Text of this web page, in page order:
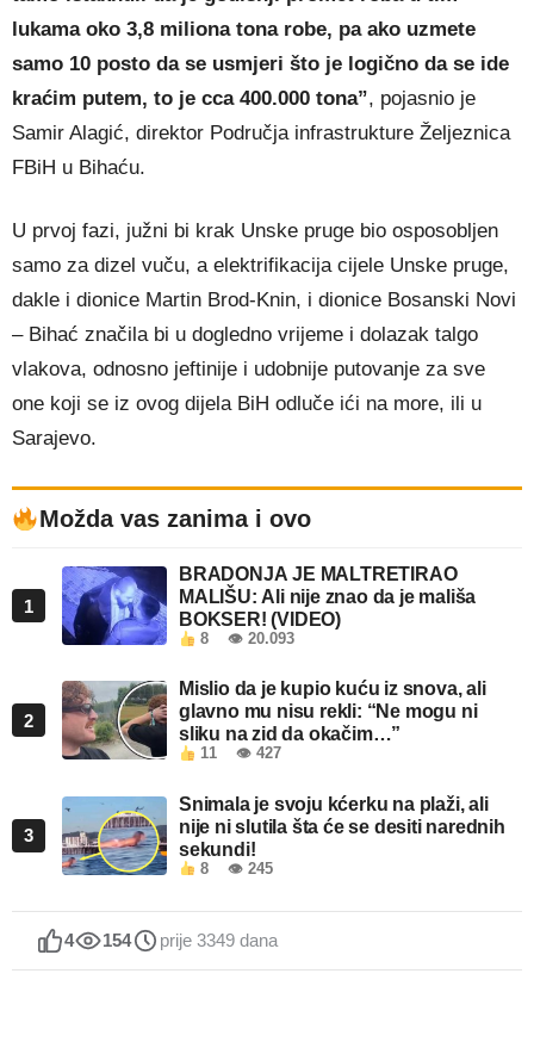
lukama oko 3,8 miliona tona robe, pa ako uzmete
samo 10 posto da se usmjeri što je logično da se ide
kraćim putem, to je cca 400.000 tona”, pojasnio je
Samir Alagić, direktor Područja infrastrukture Željeznica
FBiH u Bihaću.
U prvoj fazi, južni bi krak Unske pruge bio osposobljen
samo za dizel vuču, a elektrifikacija cijele Unske pruge,
dakle i dionice Martin Brod-Knin, i dionice Bosanski Novi
– Bihać značila bi u dogledno vrijeme i dolazak talgo
vlakova, odnosno jeftinije i udobnije putovanje za sve
one koji se iz ovog dijela BiH odluče ići na more, ili u
Sarajevo.
Možda vas zanima i ovo
1
BRADONJA JE MALTRETIRAO
MALIŠU: Ali nije znao da je mališa
BOKSER! (VIDEO)
8 👁 20.093
2
Mislio da je kupio kuću iz snova, ali
glavno mu nisu rekli: “Ne mogu ni
sliku na zid da okačim…”
11 👁 427
3
Snimala je svoju kćerku na plaži, ali
nije ni slutila šta će se desiti narednih
sekundi!
8 👁 245
4 154 prije 3349 dana